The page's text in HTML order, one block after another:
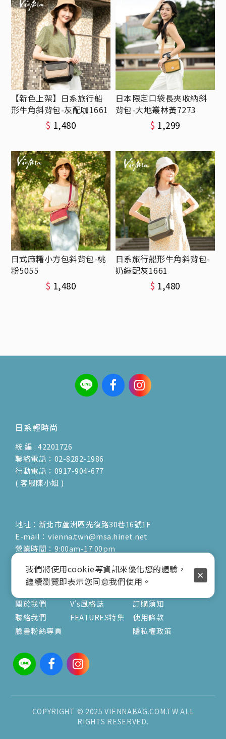
【新色上架】日系旅行船
形牛角斜背包-灰配咖1661
$ 1,480
日本限定口袋長夾收納斜
背包-大地叢林黃7273
$ 1,299
日式麻糬小方包斜背包-桃
粉5055
$ 1,480
日系旅行船形牛角斜背包-
奶綠配灰1661
$ 1,480
日系輕時尚
統 編 : 42201726
聯絡電話：02-8282-1986
行動電話：0917-904-677
( 客服陳小姐 )
地址：新北市蘆洲區光復路30巷16號1F
E-mail：vienna.twn@msa.hinet.net
營業時間：9:00am-17:00pm
關於
關於我們
聯絡我們
臉書粉絲專頁
文章
V's風格誌
FEATURES特集
服務
訂購須知
使用條款
隱私權政策
COPYRIGHT © 2025 VIENNABAG.COM.TW ALL
RIGHTS RESERVED.
我們將使用cookie等資訊來優化您的體驗，
繼續瀏覽即表示您同意我們使用。